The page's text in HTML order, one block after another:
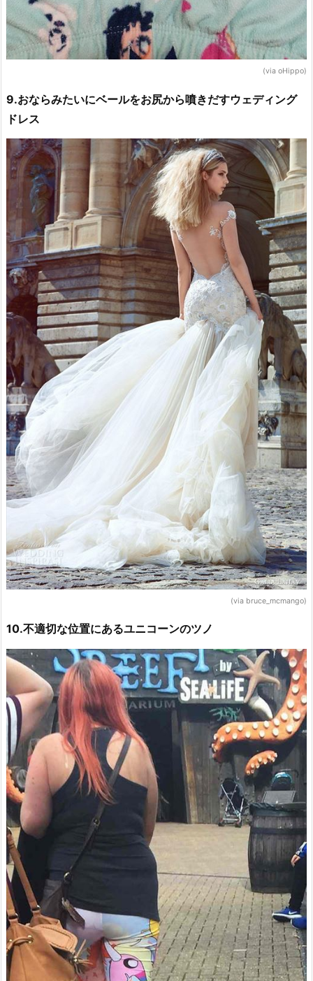
(via oHippo)
9.おならみたいにベールをお尻から噴きだすウェディング
ドレス
(via bruce_mcmango)
10.不適切な位置にあるユニコーンのツノ